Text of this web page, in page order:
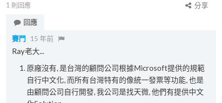
1 則回應
分享
回應
賽門 15 年前
Ray老大...
原廠沒有, 是台灣的顧問公司根據Microsoft提供的規範
自行中文化, 而所有台灣特有的像統一發票等功能, 也是
由顧問公司自行開發, 我公司是找天微, 他們有提供中文